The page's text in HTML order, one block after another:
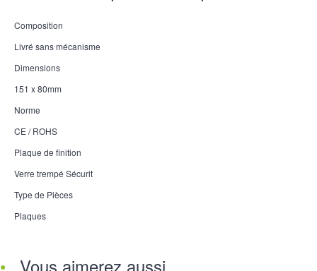
Composition
Livré sans mécanisme
Dimensions
151 x 80mm
Norme
CE / ROHS
Plaque de finition
Verre trempé Sécurit
Type de Pièces
Plaques
Vous aimerez aussi